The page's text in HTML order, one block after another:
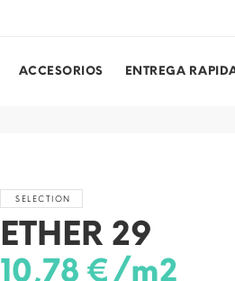
ACCESORIOS ENTREGA
SELECTION
ETHER 29
10,78 €/m2